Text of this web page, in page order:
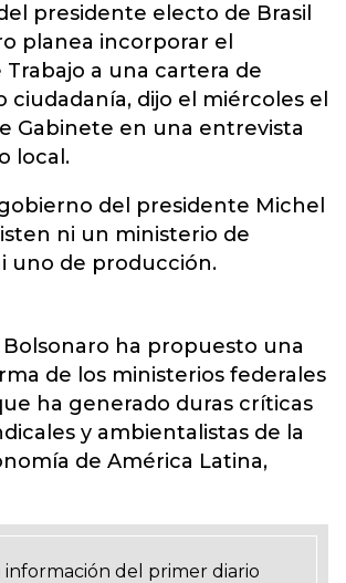
presidente electo de Brasil
planea incorporar el
Trabajo a una cartera de
ciudadanía, dijo el miércoles el
Gabinete en una entrevista
local.
del presidente Michel
ni un ministerio de
uno de producción.
Bolsonaro ha propuesto una
de los ministerios federales
ha generado duras críticas
y ambientalistas de la
de América Latina,
información del primer diario